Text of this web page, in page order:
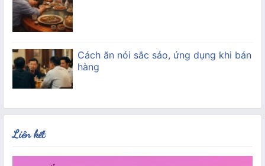
Cách ăn nói sắc sảo, ứng dụng khi bán
hàng
Liên kết